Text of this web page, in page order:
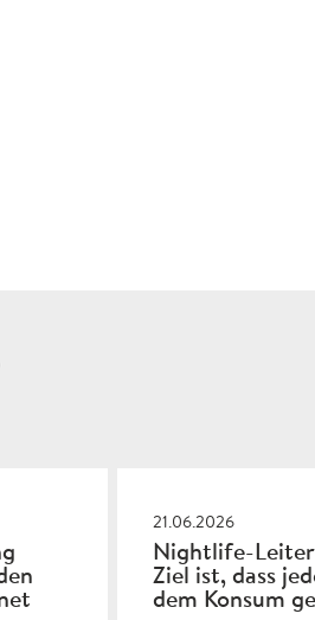
21.06.2026
Nightlife-
Ziel ist, dass
dem Konsum